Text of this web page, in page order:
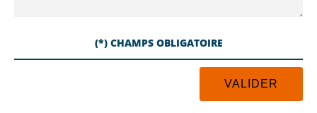
(*) CHAMPS OBLIGATOIRE